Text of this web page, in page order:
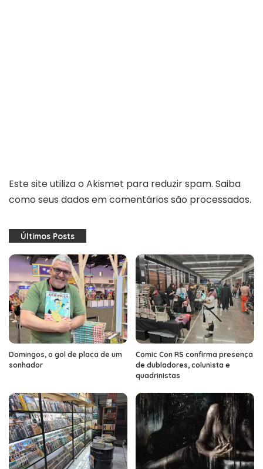
Este site utiliza o Akismet para reduzir spam. Saiba
como seus dados em comentários são processados.
Últimos Posts
Domingos, o gol de placa de um
sonhador
Comic Con RS confirma presença
de dubladores, colunista e
quadrinistas